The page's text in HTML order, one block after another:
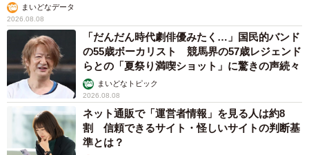
ですか？
「一番大変だったのは8カ月くらいまでです。慣れない育児
とストレスで20キロ体重が減りました。主人とも何度も何
度も喧嘩して、正直、死にたくなったことが何回もありま
した。殺してほしい、とさえ主人に頼んだりしてしまって
いたほどです。3人の泣き声が頭に響くことや、夜中に3人
が代わる代わる起きることで眠れないストレスなど…本当
まいどなデータ
2026.08.08
「だんだん時代劇俳優みたく…」国民的バンド
の55歳ボーカリスト 競馬界の57歳レジェンド
らとの「夏祭り満喫ショット」に驚きの声続々
まいどなトピック
2026.08.08
ネット通販で「運営者情報」を見る人は約8
割 信頼できるサイト・怪しいサイトの判断基
準とは？